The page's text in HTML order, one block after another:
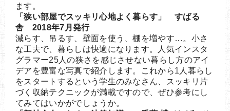
ます。
「狭い部屋でスッキリ心地よく暮らす」 すばる
舎 2018年7月発行
減らす、吊るす、壁面を使う、棚を増やす…。小さ
な工夫で、暮らしは快適になります。人気インスタ
グラマー25人の狭さを感じさせない暮らし方のアイ
デアを豊富な写真で紹介します。これから1人暮らし
をスタートするという学生のみなさん、スッキリ片
づく収納テクニックが満載ですので、ぜひ参考にし
てみてはいかがでしょうか。